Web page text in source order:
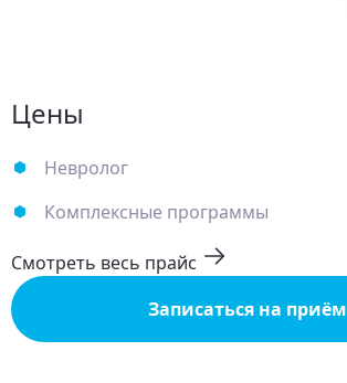
Цены
Невролог
Комплексные программы
Смотреть весь прайс
Записаться на приём